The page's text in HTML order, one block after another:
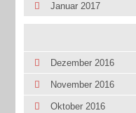
Januar 2017
Dezember 2016
November 2016
Oktober 2016